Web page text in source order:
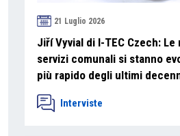
21 Luglio 2026
Jiří Vyvial di I-TEC Czech:
servizi comunali si stanno
più rapido degli ultimi
Interviste